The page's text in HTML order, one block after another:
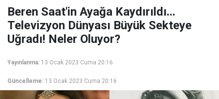
Beren Saat'in Ayağa Kaydırıldı...
Televizyon Dünyası Büyük Sekteye
Uğradı! Neler Oluyor?
Yayınlanma: 13 Ocak 2023 Cuma 20:16
Güncelleme: 13 Ocak 2023 Cuma 20:16